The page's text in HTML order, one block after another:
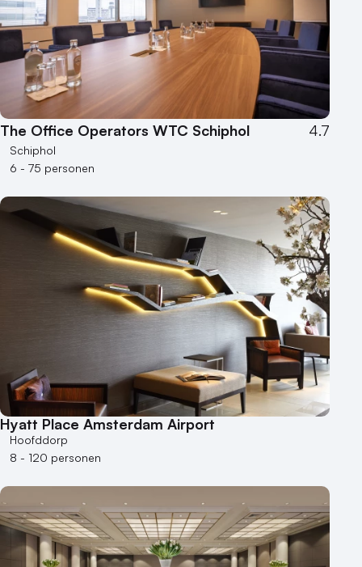
The Office Operators WTC Schiphol 4.7
Schiphol
6 - 75 personen
Hyatt Place Amsterdam Airport
Hoofddorp
8 - 120 personen